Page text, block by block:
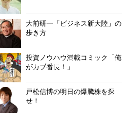
大前研一「ビジネス新大陸」の
歩き方
投資ノウハウ満載コミック「俺
がカブ番長！」
戸松信博の明日の爆騰株を探
せ！